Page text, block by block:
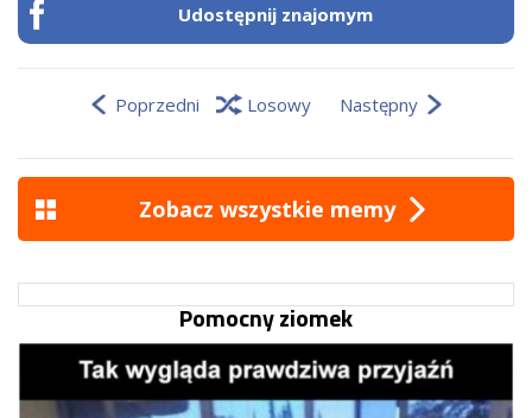
Udostępnij znajomym
Poprzedni Losowy Następny
Zobacz wszystkie memy
Pomocny ziomek